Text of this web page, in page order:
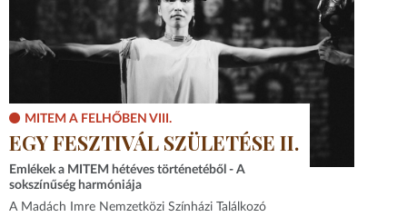
MITEM A FELHŐBEN VIII.
EGY FESZTIVÁL SZÜLETÉSE II.
Emlékek a MITEM hétéves történetéből - A
sokszínűség harmóniája
A Madách Imre Nemzetközi Színházi Találkozó